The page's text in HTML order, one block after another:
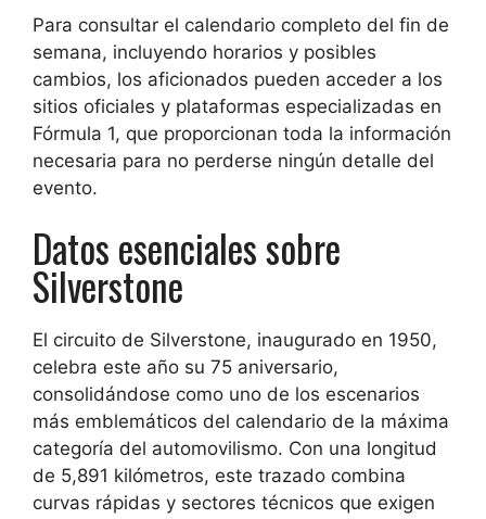
Para consultar el calendario completo del fin de
semana, incluyendo horarios y posibles
cambios, los aficionados pueden acceder a los
sitios oficiales y plataformas especializadas en
Fórmula 1, que proporcionan toda la información
necesaria para no perderse ningún detalle del
evento.
Datos esenciales sobre
Silverstone
El circuito de Silverstone, inaugurado en 1950,
celebra este año su 75 aniversario,
consolidándose como uno de los escenarios
más emblemáticos del calendario de la máxima
categoría del automovilismo. Con una longitud
de 5,891 kilómetros, este trazado combina
curvas rápidas y sectores técnicos que exigen